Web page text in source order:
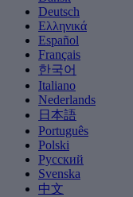
Deutsch
Ελληνικά
Español
Français
한국어
Italiano
Nederlands
日本語
Português
Polski
Русский
Svenska
中文